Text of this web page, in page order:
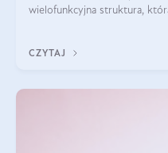
wielofunkcyjna struktura,
bariera hydrolipidowa.
CZYTAJ